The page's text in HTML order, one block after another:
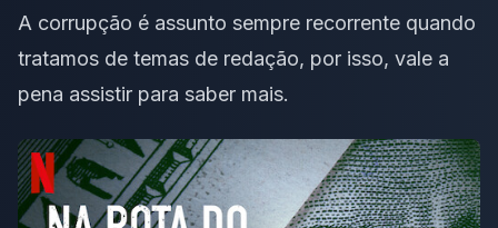
A corrupção é assunto sempre recorrente quando
tratamos de temas de redação, por isso, vale a
pena assistir para saber mais.